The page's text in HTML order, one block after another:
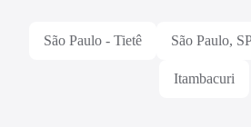
São Paulo - Tietê São Paulo,
Itambacuri